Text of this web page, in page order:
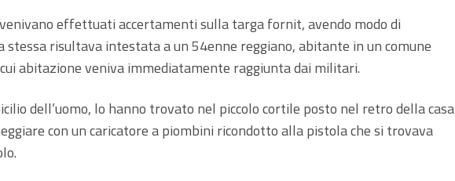
effettuati accertamenti sulla targa fornit, avendo modo di
stessa risultava intestata a un 54enne reggiano, abitante in un comune
abitazione veniva immediatamente raggiunta dai militari.
dell’uomo, lo hanno trovato nel piccolo cortile posto nel retro della casa
con un caricatore a piombini ricondotto alla pistola che si trovava